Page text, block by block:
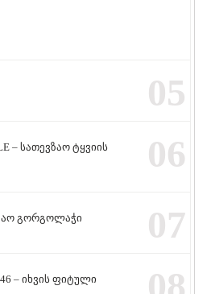
05
– სათევზაო ტყვიის
06
გორგოლაჭი
07
– იხვის ფიტული
08